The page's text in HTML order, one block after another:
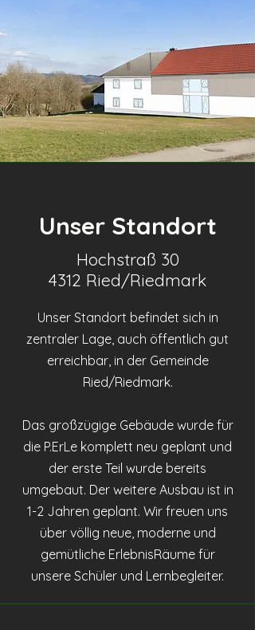
Unser Standort
Hochstraß 30
4312 Ried/Riedmark
Unser Standort befindet sich in
zentraler Lage, auch öffentlich gut
erreichbar, in der Gemeinde
Ried/Riedmark.
Das großzügigeGebäude wurde für
die P.ErLe komplett neu geplant und
der erste Teil wurde bereits
umgebaut. Der weitere Ausbau ist in
1-2 Jahren geplant. Wir freuen uns
über völlig neue, moderne und
gemütliche ErlebnisRäume für
unsere Schüler und Lernbegleiter.